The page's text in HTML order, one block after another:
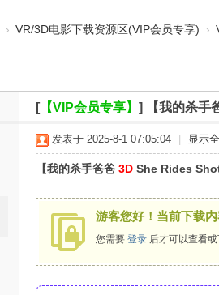
› VR/3D电影下载资源区(VIP会员专享) ›
[【VIP会员专享】 ] 【我的杀
发表于 2025-8-1 07:05:04 显示
【我的杀手爸爸 3D She Rides
游客您好！当前下载
您需要 登录 后才可以查看